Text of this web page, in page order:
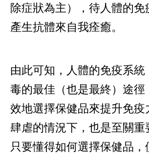
除症狀為主），待人體的免
產生抗體來自我痊癒。
由此可知，人體的免疫系統
毒的最佳（也是最終）途徑
效地選擇保健品來提升免疫
肆虐的情況下，也是至關重
只要懂得如何選擇保健品，